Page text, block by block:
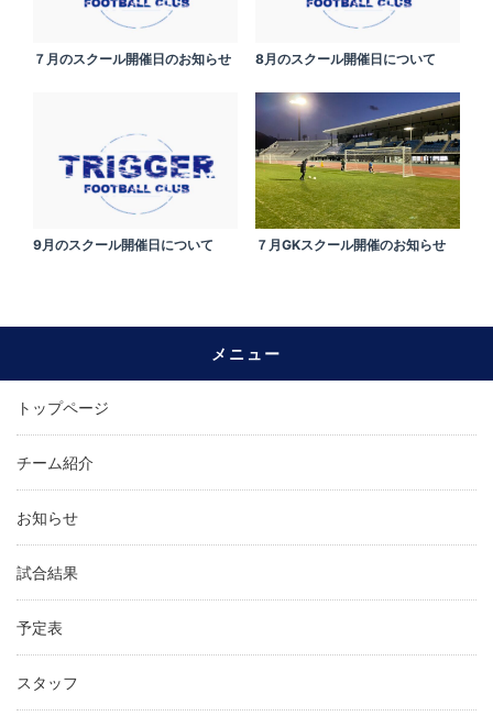
７月のスクール開催日のお知らせ 8月のスクール開催日について
9月のスクール開催日について ７月GKスクール開催のお知らせ
メニュー
トップページ
チーム紹介
お知らせ
試合結果
予定表
スタッフ